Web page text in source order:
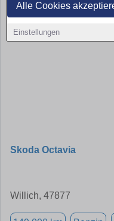
Alle Cookies
Einstellungen
Skoda Octavia
Willich, 47877